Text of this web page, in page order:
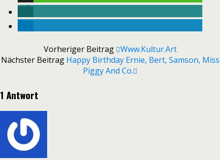
Vorheriger Beitrag Www.kultur.art
Nächster Beitrag Happy Birthday Ernie, Bert, Samson, Miss
Piggy And Co.
1 Antwort